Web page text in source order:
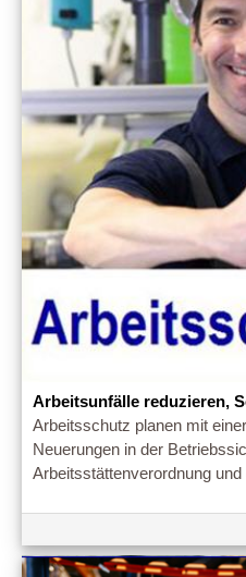
Arbeitsunfälle reduzieren,
Arbeitsschutz planen mit
Neuerungen in der
Arbeitsstättenverordnung